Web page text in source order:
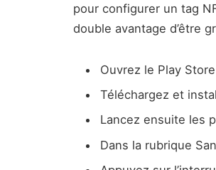
pour configurer un tag
double avantage d’être
Ouvrez le Play
Téléchargez et
Lancez ensuite les
Dans la rubrique